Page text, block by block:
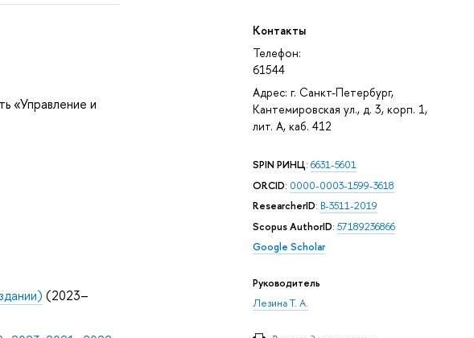
Контакты
Телефон:
61544
Адрес: г. Санкт-Петербург,
Кантемировская ул., д. 3, корп. 1,
лит. А, каб. 412
SPIN РИНЦ: 6631-5601
ORCID: 0000-0003-1599-3618
ResearcherID: B-3511-2019
Scopus AuthorID: 57189236866
Google Scholar
Руководитель
Лезина Т. А.
«Управление и
(2023–